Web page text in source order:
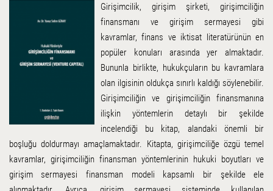
Girişimcilik, girişim şirketi, girişimciliğin
finansmanı ve girişim sermayesi gibi
kavramlar, finans ve iktisat literatürünün en
popüler konuları arasında yer almaktadır.
Bununla birlikte, hukukçuların bu kavramlara
olan ilgisinin oldukça sınırlı kaldığı söylenebilir.
Girişimciliğin ve girişimciliğin finansmanına
ilişkin yöntemlerin detaylı bir şekilde
incelendiği bu kitap, alandaki önemli bir
boşluğu doldurmayı amaçlamaktadır. Kitapta, girişimciliğe özgü temel
kavramlar, girişimciliğin finansman yöntemlerinin hukuki boyutları ve
girişim sermayesi finansman modeli kapsamlı bir şekilde ele